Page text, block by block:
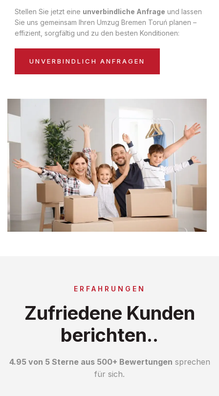
Stellen Sie jetzt eine unverbindliche Anfrage und lassen
Sie uns gemeinsam Ihren Umzug Bremen Toruń planen –
effizient, sorgfältig und zu den besten Konditionen:
UNVERBINDLICH ANFRAGEN
ERFAHRUNGEN
Zufriedene Kunden
berichten..
4.95 von 5 Sterne aus 500+ Bewertungen sprechen
für sich.